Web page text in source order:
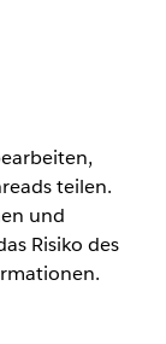
teilen.
und
Risiko des